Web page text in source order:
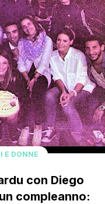
E DONNE
con Diego
compleanno: